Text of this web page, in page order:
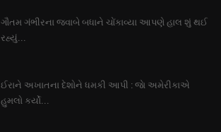
ગૌતમ ગંભીરના જવાબે બધાને ચોંકાવ્યા આપણે હાલ શું થઈ
રહ્યું...
ઈરાને અખાતના દેશોને ધમકી આપી : જાે અમેરીકાએ
હુમલો કર્યો...